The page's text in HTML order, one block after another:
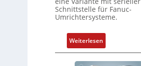
Schnittstelle für Fanuc-
Umrichtersysteme.
Weiterlesen:
D
r